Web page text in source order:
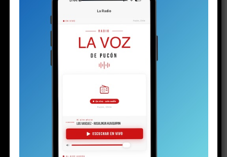
se muerden los labios, como haciendo un esfuerzo por
contener las lágrimas. Pero la mayor no puede.
gota brota de sus ojos y rueda lentamente por su
mejilla, enrojecida por el frío invierno puconino. Su
rostro está endurecido. Se nota rabia, enojo e
impotencia. Quizás todo al mismo tiempo. Pero la
Ambos son los progenitores del
años detenido el martescon un arma y drogas, en el
contexto de la investigación por la
viralizada hace algunas semanas. La audiencia de control
de detención en el juzgado de calle Arauco ya había